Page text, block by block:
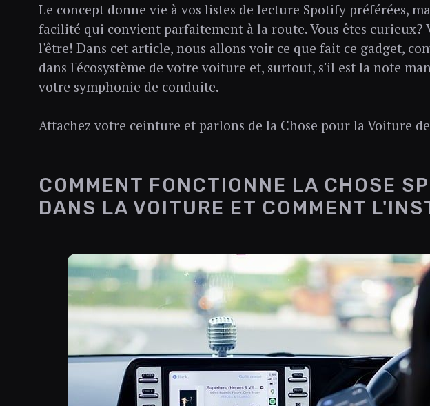
Le concept donne vie à vos listes de lecture Spotify préférées,
facilité qui convient parfaitement à la route. Vous êtes curieux?
l'être! Dans cet article, nous allons voir ce que fait ce gadget,
dans l'écosystème de votre voiture et, surtout, s'il est la note
votre symphonie de conduite.
Attachez votre ceinture et parlons de la Chose pour la Voiture
COMMENT FONCTIONNE LA CHOSE
DANS LA VOITURE ET COMMENT